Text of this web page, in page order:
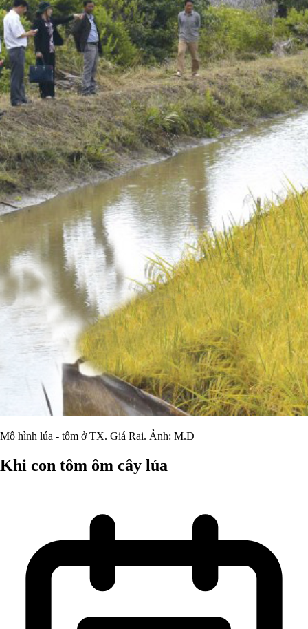
Mô hình lúa - tôm ở TX. Giá Rai. Ảnh: M.Đ
Khi con tôm ôm cây lúa